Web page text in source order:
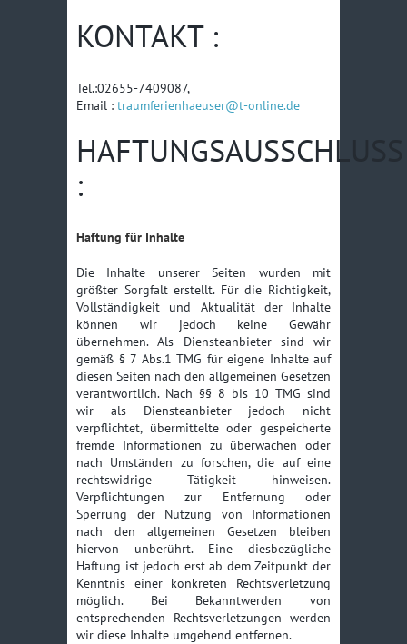
KONTAKT :
Tel.:02655-7409087,
Email : traumferienhaeuser@t-online.de
HAFTUNGSAUSSCHLUSS
:
Haftung für Inhalte
Die Inhalte unserer Seiten wurden mit
größter Sorgfalt erstellt. Für die Richtigkeit,
Vollständigkeit und Aktualität der Inhalte
können wir jedoch keine Gewähr
übernehmen. Als Diensteanbieter sind wir
gemäß § 7 Abs.1 TMG für eigene Inhalte auf
diesen Seiten nach den allgemeinen Gesetzen
verantwortlich. Nach §§ 8 bis 10 TMG sind
wir als Diensteanbieter jedoch nicht
verpflichtet, übermittelte oder gespeicherte
fremde Informationen zu überwachen oder
nach Umständen zu forschen, die auf eine
rechtswidrige Tätigkeit hinweisen.
Verpflichtungen zur Entfernung oder
Sperrung der Nutzung von Informationen
nach den allgemeinen Gesetzen bleiben
hiervon unberührt. Eine diesbezügliche
Haftung ist jedoch erst ab dem Zeitpunkt der
Kenntnis einer konkreten Rechtsverletzung
möglich. Bei Bekanntwerden von
entsprechenden Rechtsverletzungen werden
wir diese Inhalte umgehend entfernen.